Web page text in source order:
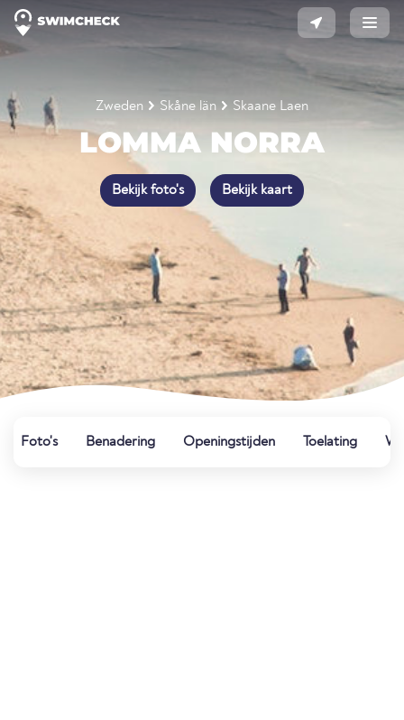
Zweden Skåne län Skaane Laen
LOMMA NORRA
Bekijk foto's Bekijk kaart
Foto's Benadering Openingstijden Toelating